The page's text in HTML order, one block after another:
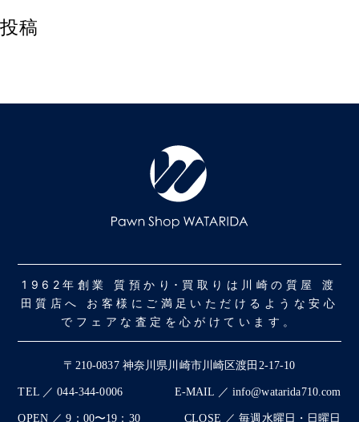
投稿
1962年創業 質預かり･買取りは川崎の質屋 渡
田質店へ お客様にご満足いただけるような安心
でフェアな査定を心がけています。
〒210-0837 神奈川県川崎市川崎区渡田2-17-10
TEL ／ 044-344-0006 E-MAIL ／ info@watarida710.com
OPEN ／ 9：00〜19：30 CLOSE ／ 毎週水曜日・日曜日